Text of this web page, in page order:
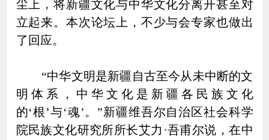
尘上，将新疆文化与中华文化分离开甚至对
立起来。本次论坛上，不少与会专家也做出
了回应。
“中华文明是新疆自古至今从未中断的文
明体系，中华文化是新疆各民族文化
的‘根’与‘魂’。”新疆维吾尔自治区社会科学
院民族文化研究所所长艾力·吾甫尔说，在中